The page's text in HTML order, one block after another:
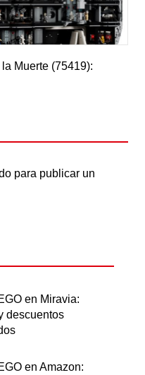
Muerte (75419):
para publicar un
en Miravia:
descuentos
en Amazon: